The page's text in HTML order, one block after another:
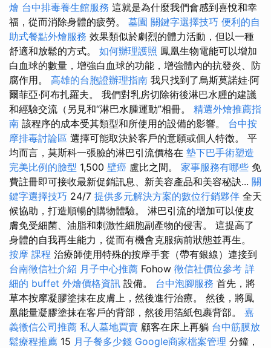
燴 台中排毒養生館服務 這就是為什麼我們會感到喜悅和幸
福，從而消除身體的疲勞。 墓園 關鍵字選擇技巧 便利的自
助式餐點外燴服務 效果類似於劇烈的體力活動，但以一種
舒適和放鬆的方式。 如何辦理護照 鳳凰生物電能可以增加
白血球的數量，增強白血球的功能，增強體內的抗發炎、防
腐作用。 高雄的台胞證辦理指南 我只找到了烏斯莫諾娃·阿
爾菲亞·阿布扎羅夫。 我們對乳房切除術後淋巴水腫的建議
和經驗交流（另見和“淋巴水腫運動”相冊。 精選外燴推薦指
南 該程序的成本受其類型和所使用的設備的影響。 台中按
摩排毒討論區 選擇可能取決於客戶的意願或個人特徵。 平
均而言，莫斯科一張臉的淋巴引流價格在 墊下巴手術塑造
完美比例的臉型 1,500 壁癌 盧比之間。 家事服務有哪些 免
費註冊即可接收最新促銷訊息、新美容產品和美容秘訣... 關
鍵字選擇技巧 24/7 提供多元解決方案的數位行銷夥伴 全天
候協助，打造順暢的購物體驗。 淋巴引流的增加可以使皮
膚免受細菌、油脂和刺激性細胞副產物的侵害。 這提高了
身體的自我再生能力，從而有機會克服病前狀態並再生。
按摩 課程 治療師使用特殊的按摩手套（帶有銀線）連接到
台南徵信社介紹 月子中心推薦 Fohow 徵信社價位參考 詳
細的 buffet 外燴價格資訊 設備。 台中泡腳服務 首先，將
草本按摩凝膠塗抹在皮膚上，然後進行治療。 然後，將鳳
凰能量凝膠塗抹在客戶的背部，然後用箔紙包裹背部。 嘉
義徵信公司推薦 私人墓地買賣 顧客在床上再躺 台中筋膜放
鬆療程推薦 15 月子餐多少錢 Google商家檔案管理 分鐘，